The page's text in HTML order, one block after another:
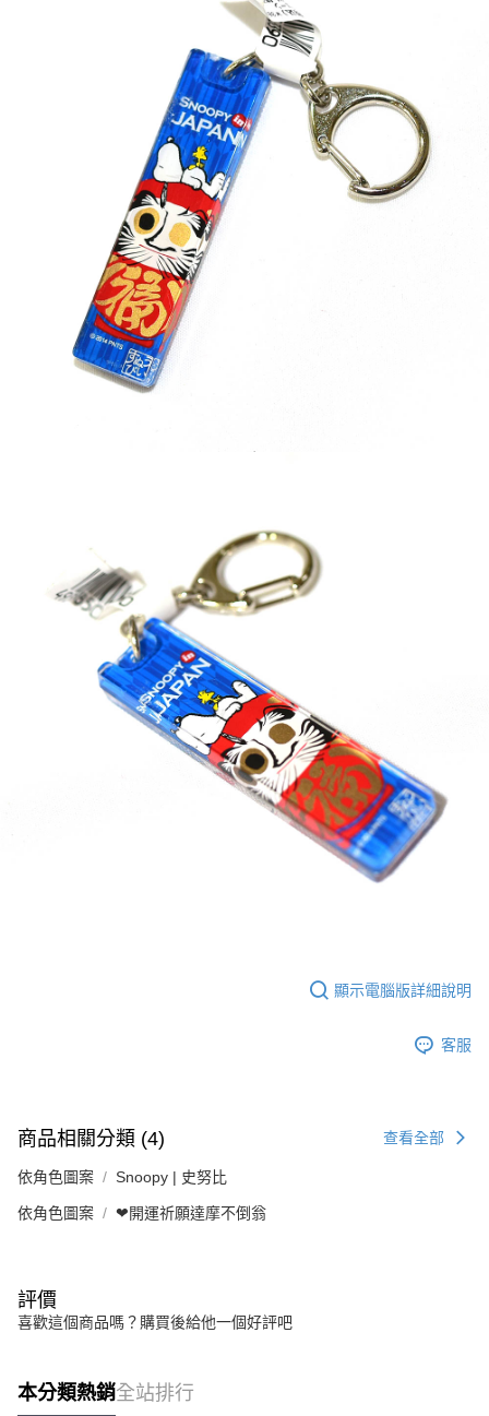
每筆NT$65，滿NT$999(含以上)免運費
每筆NT$100，滿NT$999(含以上)免運費
顯示電腦版詳細說明
客服
商品相關分類 (4) 查看全部
依角色圖案 Snoopy | 史努比
依角色圖案 ❤開運祈願達摩不倒翁
評價
喜歡這個商品嗎？購買後給他一個好評吧
本分類熱銷全站排行